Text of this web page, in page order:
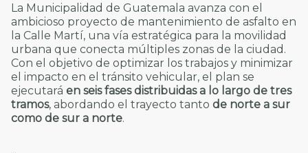
La Municipalidad de Guatemala avanza con el
ambicioso proyecto de mantenimiento de asfalto en
la Calle Martí, una vía estratégica para la movilidad
urbana que conecta múltiples zonas de la ciudad.
Con el objetivo de optimizar los trabajos y minimizar
el impacto en el tránsito vehicular, el plan se
ejecutará en seis fases distribuidas a lo largo de tres
tramos, abordando el trayecto tanto de norte a sur
como de sur a norte.